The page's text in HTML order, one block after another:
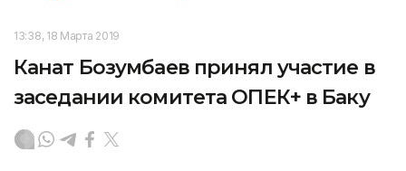
13:38, 18 Марта 2019
Канат Бозумбаев принял участие в
заседании комитета ОПЕК+ в Баку